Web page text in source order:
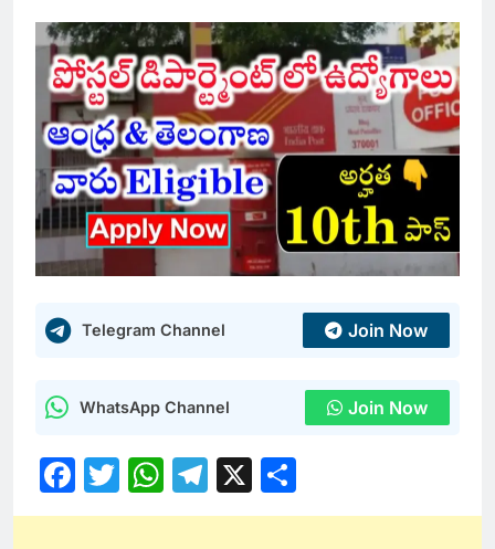
Telegram Channel Join Now
WhatsApp Channel Join Now
Facebook
Twitter
WhatsApp
Telegram
X